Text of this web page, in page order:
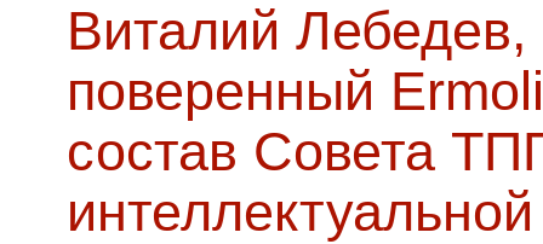
Виталий Лебедев,
поверенный
состав Совета